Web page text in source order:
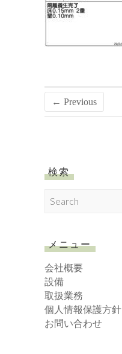
← Previous
検索
c
h
メニュー
会社概要
設備
取扱業務
個人情報保護方針
お問い合わせ